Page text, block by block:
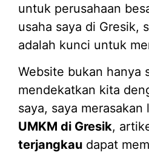
untuk perusahaan
usaha saya di Gresik,
adalah kunci untuk
Website bukan hanya
mendekatkan kita
saya, saya
UMKM di Gresik,
terjangkau dapat